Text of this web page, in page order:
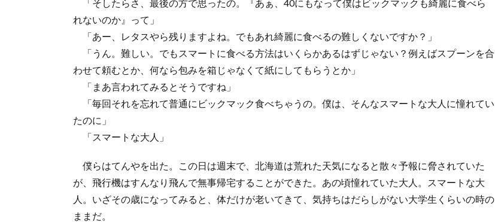
「そしたらさ、最後の方で思ったの。『あぁ、40にもなって僕はビックマックも綺麗に食べら
れないのか』って」
「あー、レタスやら残りますよね。でもあれ綺麗に食べるの難しくないですか？」
「うん。難しい。でもスマートに食べる方法はいくらかあるはずじゃない？例えばスプーンを合
わせて頼むとか、何なら包みを箱じゃなくて紙にしてもらうとか」
「まあ言われてみるとそうですね」
「毎回それを忘れて普通にビックマック食べちゃうの。僕は、そんなスマートな大人に憧れてい
たのに」
「スマートな大人」
僕らはてんやを出た。この日は週末で、北海道は荒れた天気になると散々予報に脅されていた
が、飛行機はすんなり飛んで無事帰宅することができた。あの頃憧れていた大人。スマートな大
人。いざその歳になってみると、体だけが老いてきて、気持ちはだらしがない大学生くらいの時の
ままだ。